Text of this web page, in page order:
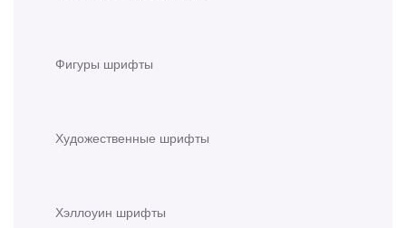
Фигуры шрифты
Художественные шрифты
Хэллоуин шрифты